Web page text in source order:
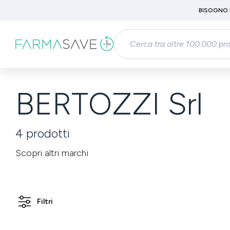
Passa alla navigazione principale
BISOGNO
BERTOZZI Srl
4 prodotti
Scopri altri marchi
Filtri